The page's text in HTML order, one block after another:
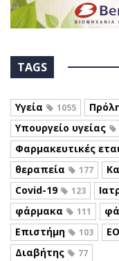
TAGS
Υγεία 1055
Υπουργείο υγείας
Φαρμακευτικές
θεραπεία 177
Covid-19 123
φάρμακα 111
Επιστήμη 103
Διαβήτης 77